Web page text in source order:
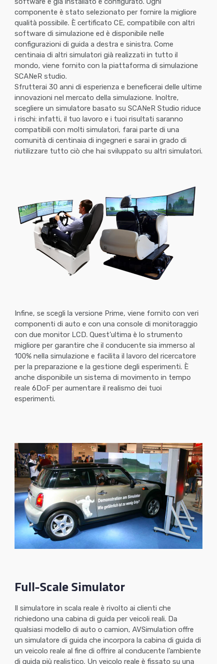
componente è stato selezionato per fornire la migliore
qualità possibile. È certificato CE, compatibile con altri
software di simulazione ed è disponibile nelle
configurazioni di guida a destra e sinistra. Come
centinaia di altri simulatori già realizzati in tutto il
mondo, viene fornito con la piattaforma di simulazione
SCANeR studio.
Sfrutterai 30 anni di esperienza e beneficerai delle ultime
innovazioni nel mercato della simulazione. Inoltre,
scegliere un simulatore basato su SCANeR Studio riduce
i rischi: infatti, il tuo lavoro e i tuoi risultati saranno
compatibili con molti simulatori, farai parte di una
comunità di centinaia di ingegneri e sarai in grado di
riutilizzare tutto ciò che hai sviluppato su altri simulatori.
Infine, se scegli la versione Prime, viene fornito con veri
componenti di auto e con una console di monitoraggio
con due monitor LCD. Quest’ultima è lo strumento
migliore per garantire che il conducente sia immerso al
100% nella simulazione e facilita il lavoro del ricercatore
per la preparazione e la gestione degli esperimenti. È
anche disponibile un sistema di movimento in tempo
reale 6DoF per aumentare il realismo dei tuoi
esperimenti.
Full-Scale Simulator
Il simulatore in scala reale è rivolto ai clienti che
richiedono una cabina di guida per veicoli reali. Da
qualsiasi modello di auto o camion, AVSimulation offre
un simulatore di guida che incorpora la cabina di guida di
un veicolo reale al fine di offrire al conducente l’ambiente
di guida più realistico. Un veicolo reale è fissato su una